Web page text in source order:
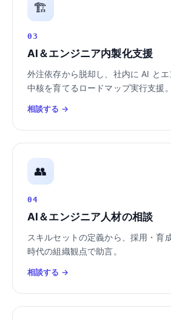
🏗️
03
AI＆エンジニア内製化支援
外注依存から脱却し、社内に AI と
中核を育てるロードマップ実行支援。
相談する →
👥
04
AI＆エンジニア人材の相談
スキルセットの定義から、採用・育
時代の組織観点で助言。
相談する →